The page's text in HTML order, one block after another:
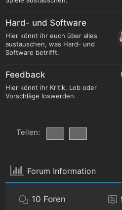
Hard- und Software
Hier könnt ihr euch über alles
austauschen, was Hard- und
Software betrifft.
Feedback
Hier könnt ihr Kritik, Lob oder
Vorschläge loswerden.
Teilen:
Forum Information
10 Foren